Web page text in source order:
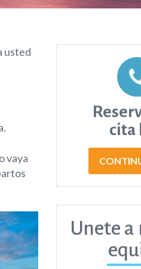
usted
vaya
cita
Unete